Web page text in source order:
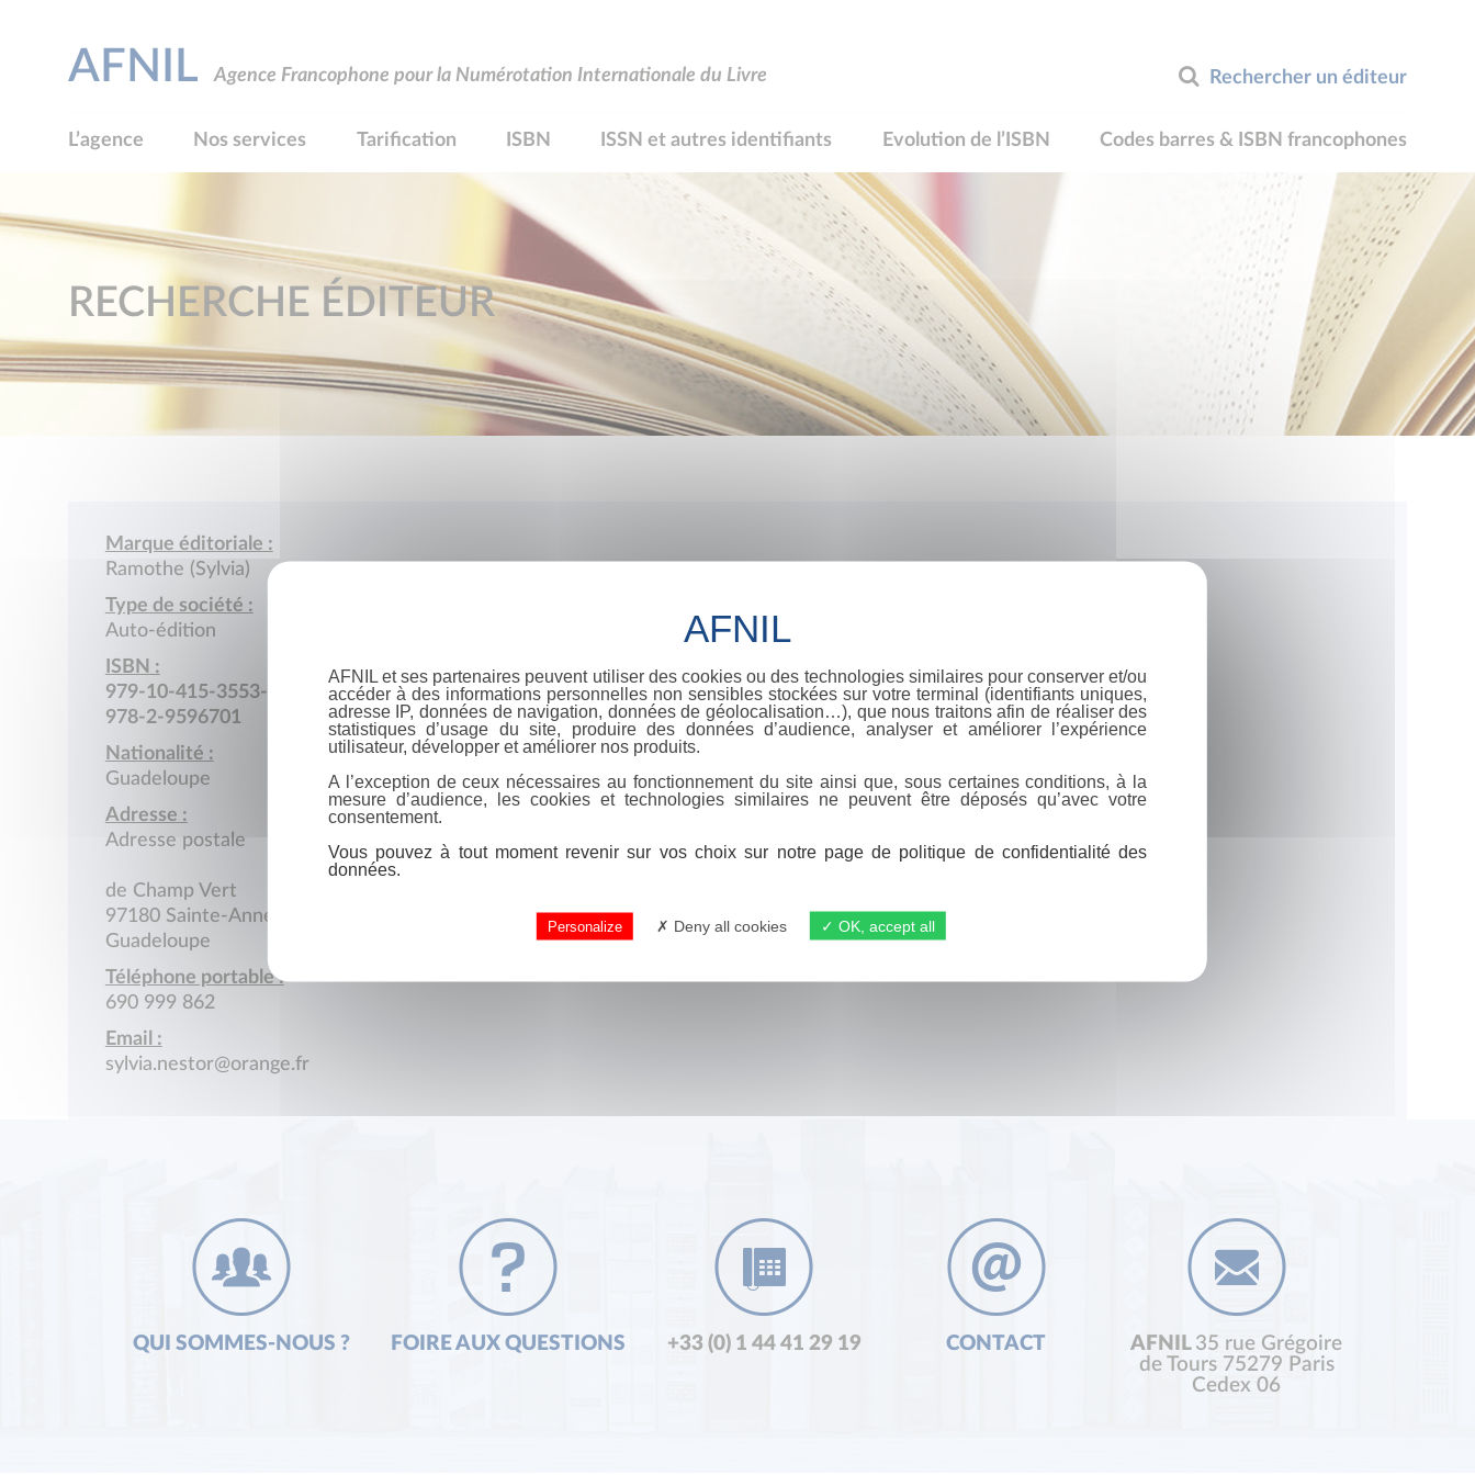
Rechercher un éditeur
AFNIL Agence Francophone pour la Numérotation Internationale du Livre
L’agence Nos services Tarification ISBN ISSN et autres identifiants Evolution de l’ISBN Codes barres & ISBN francophones
RECHERCHE ÉDITEUR
Marque éditoriale :
Ramothe (Sylvia)
Type de société :
Auto-édition
ISBN :
979-10-415-3553-8
978-2-9596701
Nationalité :
Guadeloupe
Adresse :
Adresse postale
de Champ Vert
97180 Sainte-Anne
Guadeloupe
Téléphone portable :
690 999 862
Email :
sylvia.nestor@orange.fr
QUI SOMMES-NOUS ? FOIRE AUX QUESTIONS +33 (0) 1 44 41 29 19 CONTACT AFNIL 35 rue Grégoire
de Tours 75279 Paris
Cedex 06
AFNIL et ses partenaires peuvent utiliser des cookies ou des technologies similaires pour conserver et/ou
accéder à des informations personnelles non sensibles stockées sur votre terminal (identifiants uniques,
adresse IP, données de navigation, données de géolocalisation…), que nous traitons afin de réaliser des
statistiques d’usage du site, produire des données d’audience, analyser et améliorer l’expérience
utilisateur, développer et améliorer nos produits.
A l’exception de ceux nécessaires au fonctionnement du site ainsi que, sous certaines conditions, à la
mesure d’audience, les cookies et technologies similaires ne peuvent être déposés qu’avec votre
consentement.
Vous pouvez à tout moment revenir sur vos choix sur notre page de politique de confidentialité des
données.
Personalize Deny all cookies OK, accept all